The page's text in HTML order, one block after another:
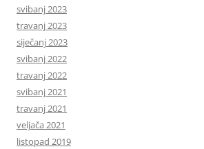
svibanj 2023
travanj 2023
siječanj 2023
svibanj 2022
travanj 2022
svibanj 2021
travanj 2021
veljača 2021
listopad 2019